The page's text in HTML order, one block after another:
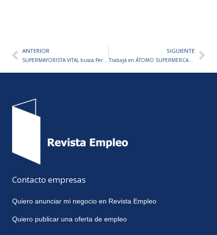
AntANTERIOR
SUPERMAYORISTA VITAL busca Personal – Inscripciones Abiertas
SIGUIENTE
Trabajá en ÁTOMO SUPERMERCADO – Inscripciones Abiertas
Contacto empresas
Quiero anunciar mi negocio en Revista Empleo
Quiero publicar una oferta de empleo